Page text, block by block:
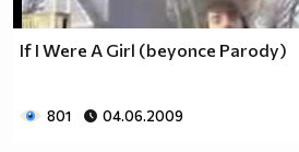
If I Were A Girl (beyonce Parody)
801 04.06.2009